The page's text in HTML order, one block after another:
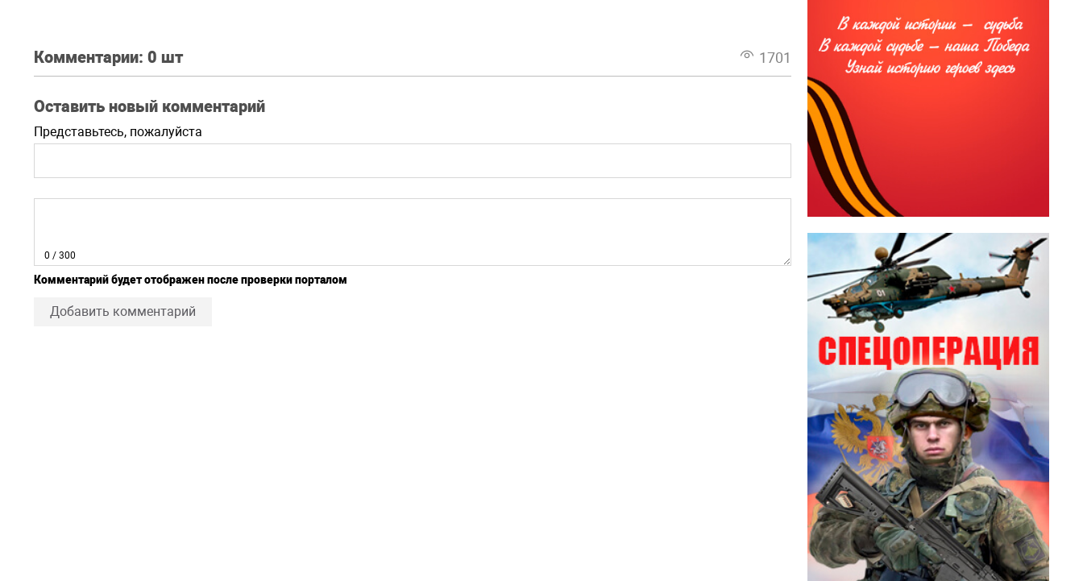
Комментарии: 0 шт 1701
Оставить новый комментарий
Представьтесь, пожалуйста
0 / 300
Комментарий будет отображен после проверки порталом
Добавить комментарий